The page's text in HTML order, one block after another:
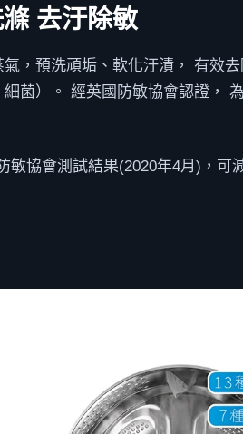
去汙除敏
氣，預洗頑垢、軟化汙漬，​ 有效
細菌）。​ 經英國防敏協會認證，​
敏協會測試結果(2020年4月)，可